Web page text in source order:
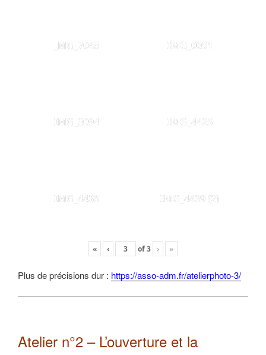
_MG_7043 IMG_0091
IMG_0094 IMG_4425
IMG_4436 IMG_4439 (2)
« ‹ of3 › »
Plus de précisions dur : https://asso-adm.fr/atelierphoto-3/
Atelier n°2 – L’ouverture et la